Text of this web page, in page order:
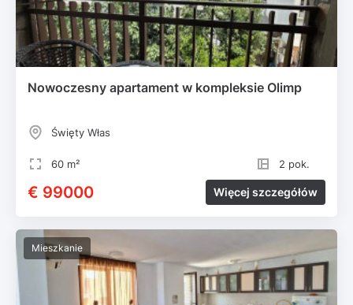
Nowoczesny apartament w kompleksie Olimp
Święty Włas
60 m² 2 pok.
€ 99000 Więcej szczegółów
Mieszkanie